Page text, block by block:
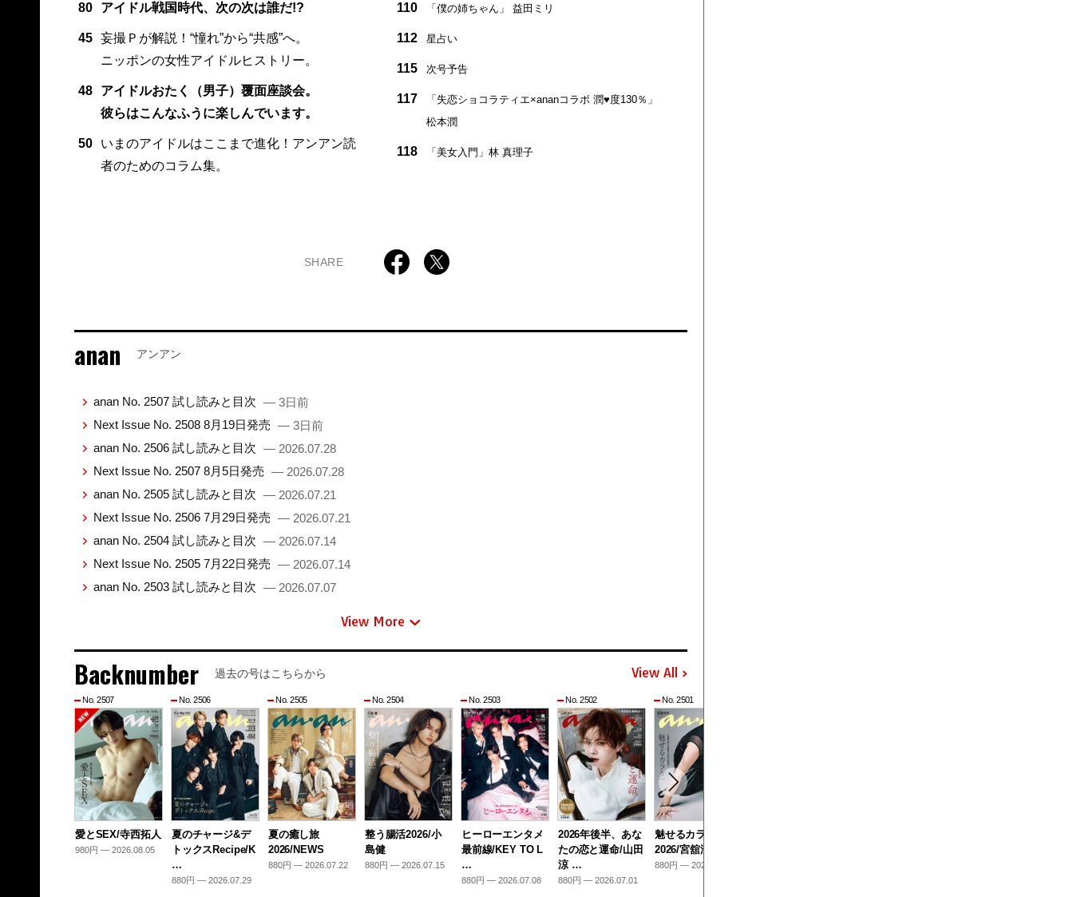
80 アイドル戦国時代、次の次は誰だ!?
45
妄撮Ｐが解説！“憧れ”から“共感”へ。
ニッポンの女性アイドルヒストリー。
48
アイドルおたく（男子）覆面座談会。
彼らはこんなふうに楽しんでいます。
50
いまのアイドルはここまで進化！アンアン読
者のためのコラム集。
110 「僕の姉ちゃん」 益田ミリ
112 星占い
115 次号予告
117
「失恋ショコラティエ×ananコラボ 潤♥度130％」
松本潤
118 「美女入門」林 真理子
SHARE
anan アンアン
anan No. 2507 試し読みと目次 — 3日前
Next Issue No. 2508 8月19日発売 — 3日前
anan No. 2506 試し読みと目次 — 2026.07.28
Next Issue No. 2507 8月5日発売 — 2026.07.28
anan No. 2505 試し読みと目次 — 2026.07.21
Next Issue No. 2506 7月29日発売 — 2026.07.21
anan No. 2504 試し読みと目次 — 2026.07.14
Next Issue No. 2505 7月22日発売 — 2026.07.14
anan No. 2503 試し読みと目次 — 2026.07.07
View More
Backnumber 過去の号はこちらから View All
No. 2507
愛とSEX/寺西拓人
980円 — 2026.08.05
No. 2506
夏のチャージ&デ
トックスRecipe/K
…
880円 — 2026.07.29
No. 2505
夏の癒し旅
2026/NEWS
880円 — 2026.07.22
No. 2504
整う腸活2026/小
島健
880円 — 2026.07.15
No. 2503
ヒーローエンタメ
最前線/KEY TO L
…
880円 — 2026.07.08
No. 2502
2026年後半、あな
たの恋と運命/山田
涼 …
880円 — 2026.07.01
No. 2501
魅せるカラダ
2026/宮舘涼太
880円 — 2026.06.24